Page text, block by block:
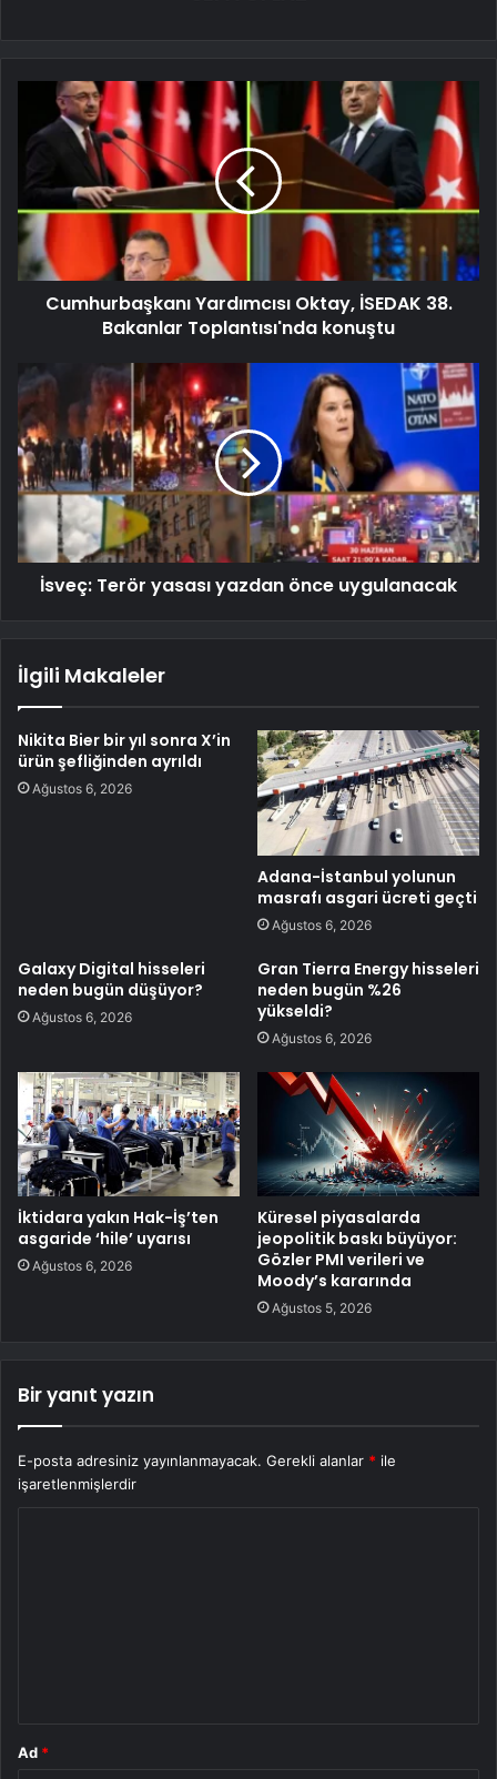
Cumhurbaşkanı Yardımcısı Oktay, İSEDAK 38.
Bakanlar Toplantısı'nda konuştu
İsveç: Terör yasası yazdan önce uygulanacak
İlgili Makaleler
Nikita Bier bir yıl sonra X’in
ürün şefliğinden ayrıldı
Ağustos 6, 2026
Adana-İstanbul yolunun
masrafı asgari ücreti geçti
Ağustos 6, 2026
Galaxy Digital hisseleri
neden bugün düşüyor?
Ağustos 6, 2026
Gran Tierra Energy hisseleri
neden bugün %26
yükseldi?
Ağustos 6, 2026
İktidara yakın Hak-İş’ten
asgaride ‘hile’ uyarısı
Ağustos 6, 2026
Küresel piyasalarda
jeopolitik baskı büyüyor:
Gözler PMI verileri ve
Moody’s kararında
Ağustos 5, 2026
Bir yanıt yazın
E-posta adresiniz yayınlanmayacak. Gerekli alanlar * ile
işaretlenmişlerdir
Ad *